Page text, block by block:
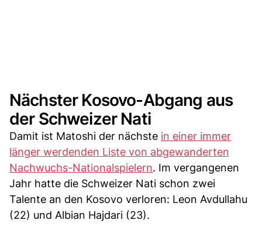
Nächster Kosovo-Abgang aus
der Schweizer Nati
Damit ist Matoshi der nächste in einer immer
länger werdenden Liste von abgewanderten
Nachwuchs-Nationalspielern. Im vergangenen
Jahr hatte die Schweizer Nati schon zwei
Talente an den Kosovo verloren: Leon Avdullahu
(22) und Albian Hajdari (23).